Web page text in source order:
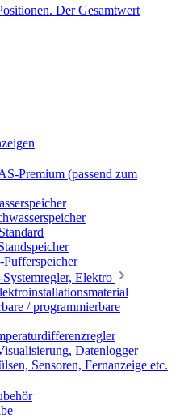
Der Gesamtwert
Premium (passend zum
Elektro
/ programmierbare
Datenlogger
Sensoren, Fernanzeige etc.